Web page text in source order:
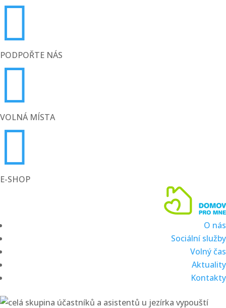

PODPOŘTE NÁS

VOLNÁ MÍSTA

E-SHOP
O nás
Sociální služby
Volný čas
Aktuality
Kontakty